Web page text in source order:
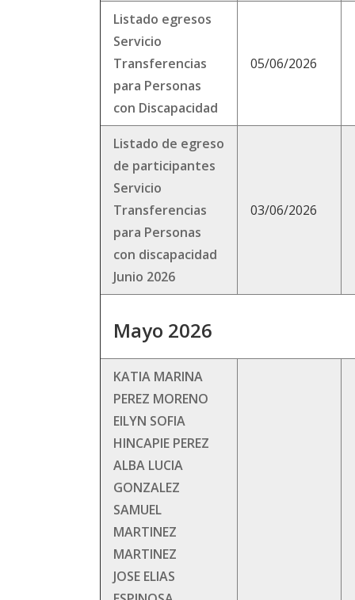
Listado egresos
Servicio
Transferencias
para Personas
con Discapacidad
05/06/2026
Listado de egreso
de participantes
Servicio
Transferencias
para Personas
con discapacidad
Junio 2026
03/06/2026
Mayo 2026
KATIA MARINA
PEREZ MORENO
EILYN SOFIA
HINCAPIE PEREZ
ALBA LUCIA
GONZALEZ
SAMUEL
MARTINEZ
MARTINEZ
JOSE ELIAS